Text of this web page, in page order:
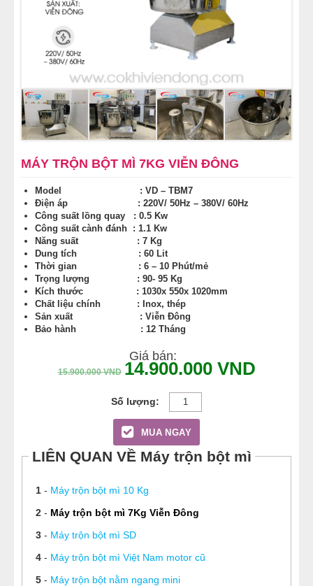
MÁY TRỘN BỘT MÌ 7KG VIỄN ĐÔNG
Model : VD – TBM7
Điện áp : 220V/ 50Hz – 380V/ 60Hz
Công suất lồng quay : 0.5 Kw
Công suất cành đánh : 1.1 Kw
Năng suất : 7 Kg
Dung tích : 60 Lit
Thời gian : 6 – 10 Phút/mẻ
Trọng lượng : 90- 95 Kg
Kích thước : 1030x 550x 1020mm
Chất liệu chính : Inox, thép
Sản xuất : Viễn Đông
Bảo hành : 12 Tháng
Giá bán:
15.900.000VND 14.900.000 VND
MUA NGAY
LIÊN QUAN VỀ Máy trộn bột mì
1- Máy trộn bột mì 10 Kg
2- Máy trộn bột mì 7Kg Viễn Đông
3- Máy trộn bột mì SD
4- Máy trộn bột mì Việt Nam motor cũ
5- Máy trộn bột nằm ngang mini
LÒ NƯỚNG XOAY
LÒ NƯỚNG BÁNH NGỌT
MÁY LÀM HÁ CẢO
MÁY LÀM XÍU MẠI
DÂY CHUYỀN LÀM BÁNH MÌ
DÂY CHUYỀN LÀM BÁNH NGỌT
DÂY CHUYỀN LÀM BÁNH BAO
DÂY CHUYỀN LÀM BÁNH TRUNG THU
THIẾT BỊ VIỄN ĐÔNG